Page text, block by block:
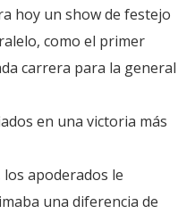
hoy un show de festejo
como el primer
carrera para la general
en una victoria más
apoderados le
una diferencia de